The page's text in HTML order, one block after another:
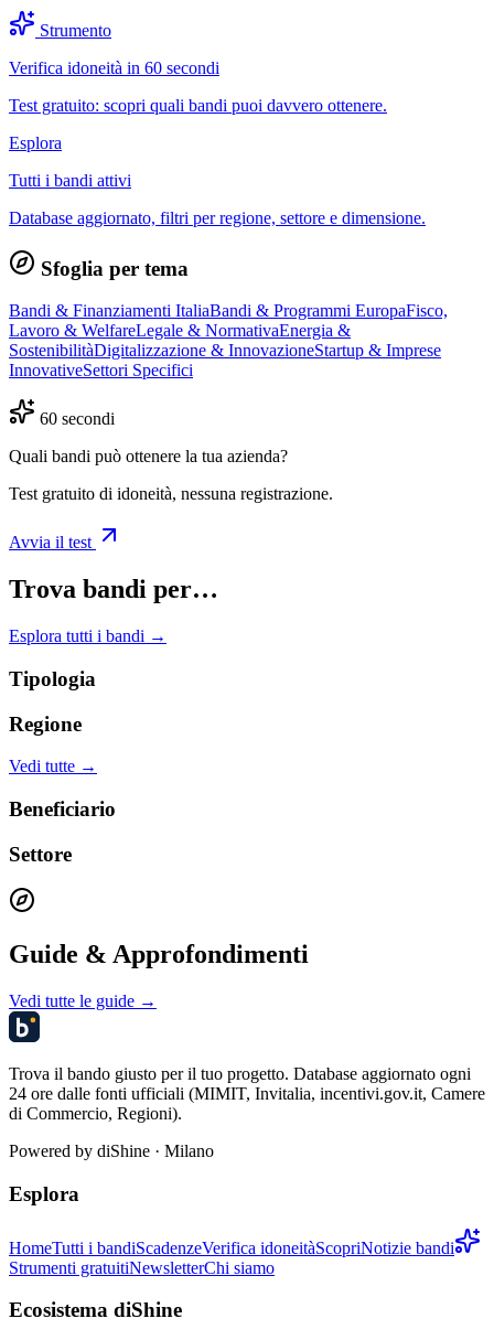
Strumento
Verifica idoneità in 60 secondi
Test gratuito: scopri quali bandi puoi davvero ottenere.
Esplora
Tutti i bandi attivi
Database aggiornato, filtri per regione, settore e dimensione.
Sfoglia per tema
Bandi & Finanziamenti ItaliaBandi & Programmi EuropaFisco,
Lavoro & WelfareLegale & NormativaEnergia &
SostenibilitàDigitalizzazione & InnovazioneStartup & Imprese
InnovativeSettori Specifici
60 secondi
Quali bandi può ottenere la tua azienda?
Test gratuito di idoneità, nessuna registrazione.
Avvia il test
Trova bandi per…
Esplora tutti i bandi →
Tipologia
Regione
Vedi tutte →
Beneficiario
Settore
Guide & Approfondimenti
Vedi tutte le guide →
Trova il bando giusto per il tuo progetto. Database aggiornato ogni
24 ore dalle fonti ufficiali (MIMIT, Invitalia, incentivi.gov.it, Camere
di Commercio, Regioni).
Powered by diShine · Milano
Esplora
HomeTutti i bandiScadenzeVerifica idoneitàScopriNotizie bandi
Strumenti gratuitiNewsletterChi siamo
Ecosistema diShine